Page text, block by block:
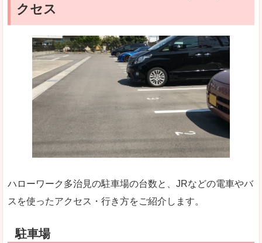
クセス
ハローワーク多治見の駐車場の台数と、JRなどの電車やバ
スを使ったアクセス・行き方をご紹介します。
駐車場